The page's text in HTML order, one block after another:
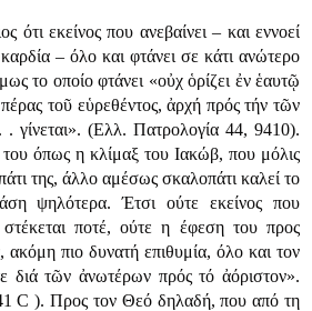
ότι εκείνος που ανεβαίνει – και εννοεί
– όλο και φτάνει σε κάτι ανώτερο
το οποίο φτάνει «οὐχ ὁρίζει ἐν ἑαυτῷ
τοῦ εὑρεθέντος, ἀρχή πρός τήν τῶν
γίνεται». (Ελλ. Πατρολογία 44, 9410).
του όπως η κλίμαξ του Ιακώβ, που μόλις
της, άλλο αμέσως σκαλοπάτι καλεί το
ψηλότερα. Έτσι ούτε εκείνος που
ποτέ, ούτε η έφεση του προς
ακόμη πιο δυνατή επιθυμία, όλο και τον
διά τῶν ἀνωτέρων πρός τό ἀόριστον».
C ). Προς τον Θεό δηλαδή, που από τη